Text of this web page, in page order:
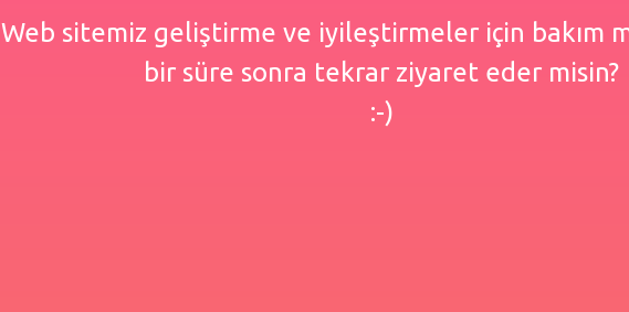
Web sitemiz geliştirme ve iyileştirmeler için bakım
bir süre sonra tekrar ziyaret eder misin?
:-)